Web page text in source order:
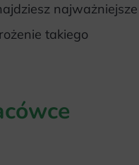
najważniejsze
takiego